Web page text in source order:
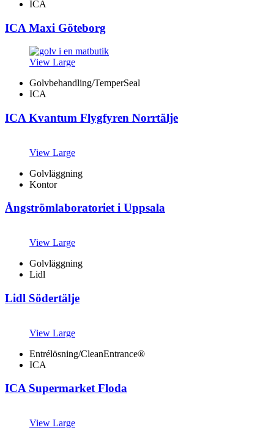
ICA
ICA Maxi Göteborg
View Large
Golvbehandling/TemperSeal
ICA
ICA Kvantum Flygfyren Norrtälje
View Large
Golvläggning
Kontor
Ångströmlaboratoriet i Uppsala
View Large
Golvläggning
Lidl
Lidl Södertälje
View Large
Entrélösning/CleanEntrance®
ICA
ICA Supermarket Floda
View Large